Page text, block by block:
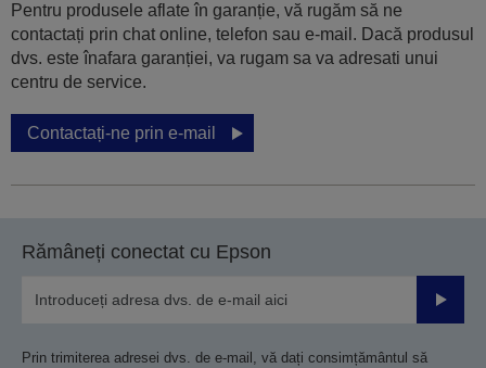
Pentru produsele aflate în garanție, vă rugăm să ne
contactați prin chat online, telefon sau e-mail. Dacă produsul
dvs. este înafara garanției, va rugam sa va adresati unui
centru de service.
Contactați-ne prin e-mail
Rămâneți conectat cu Epson
Prin trimiterea adresei dvs. de e-mail, vă dați consimțământul să